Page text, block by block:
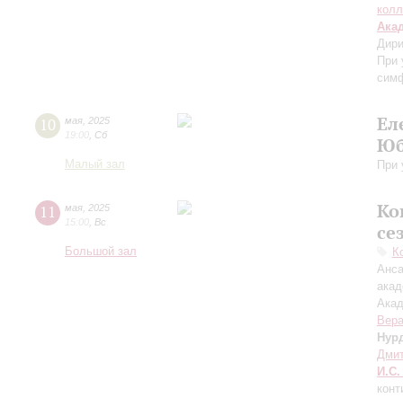
При
10 мая 2025
19:00 Сб
Малый зал При
11 мая 2025
15:00 Вс
Большой зал
И.С.